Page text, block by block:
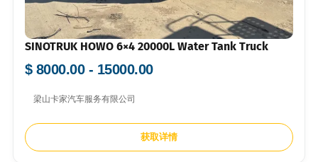
SINOTRUK HOWO 6×4 20000L Water Tank Truck
$ 8000.00 - 15000.00
梁山卡家汽车服务有限公司
获取详情